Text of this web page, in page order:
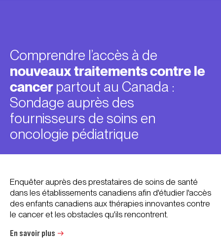
Comprendre l’accès à de
nouveaux traitements contre le
cancer partout au Canada :
Sondage auprès des
fournisseurs de soins en
oncologie pédiatrique
Enquêter auprès des prestataires de soins de santé
dans les établissements canadiens afin d'étudier l'accès
des enfants canadiens aux thérapies innovantes contre
le cancer et les obstacles qu'ils rencontrent.
En savoir plus